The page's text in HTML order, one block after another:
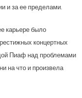
и за ее пределами.
карьере было
концертных
Пиаф над проблемами
на что и произвела